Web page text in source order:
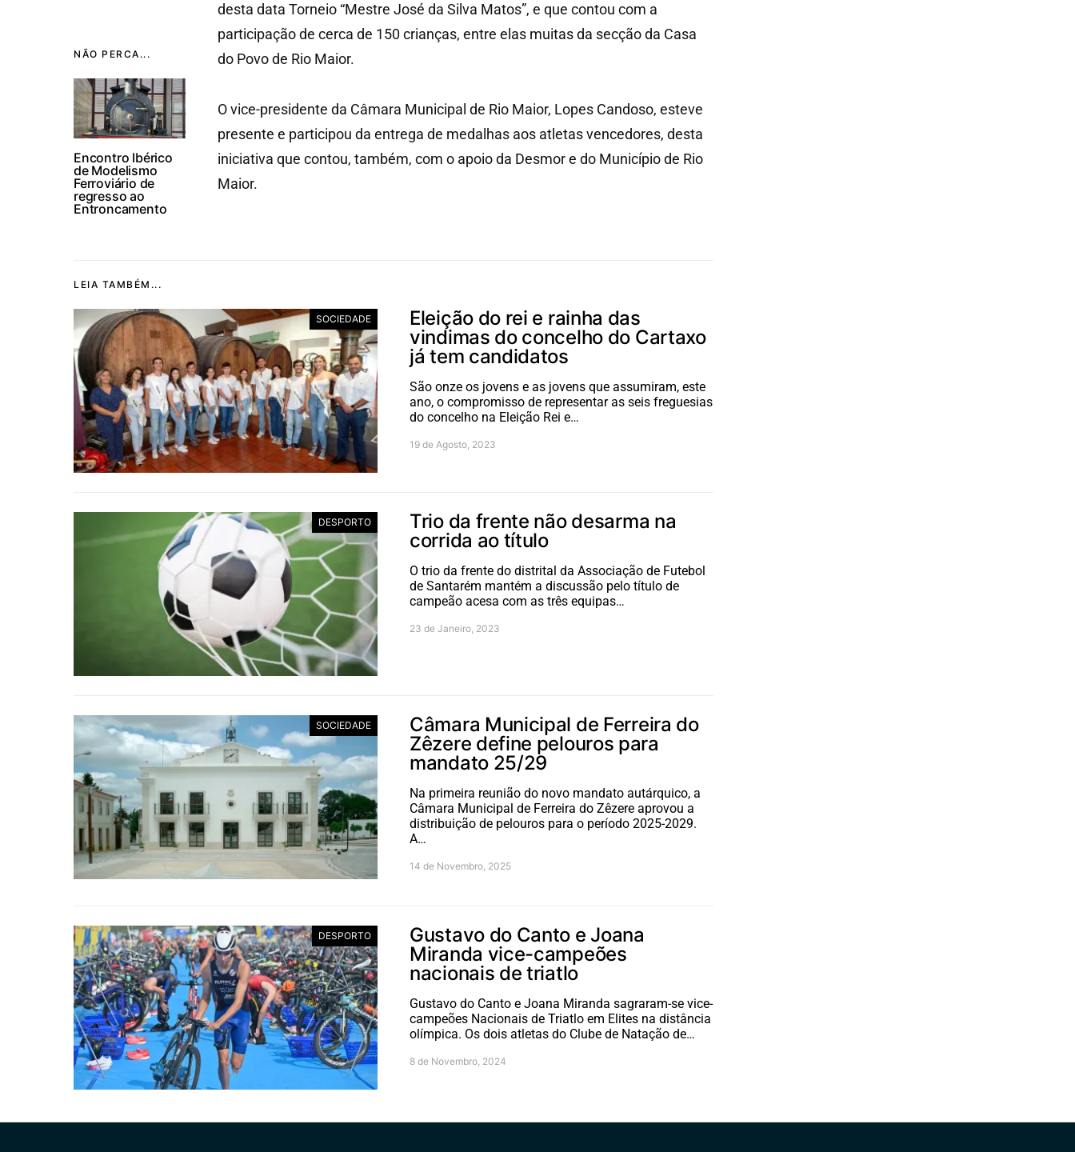
NÃO PERCA...
Encontro Ibérico
de Modelismo
Ferroviário de
regresso ao
Entroncamento
desta data Torneio “Mestre José da Silva Matos”, e que contou com a
participação de cerca de 150 crianças, entre elas muitas da secção da Casa
do Povo de Rio Maior.
O vice-presidente da Câmara Municipal de Rio Maior, Lopes Candoso, esteve
presente e participou da entrega de medalhas aos atletas vencedores, desta
iniciativa que contou, também, com o apoio da Desmor e do Município de Rio
Maior.
LEIA TAMBÉM...
SOCIEDADE
Eleição do rei e rainha das
vindimas do concelho do Cartaxo
já tem candidatos
São onze os jovens e as jovens que assumiram, este
ano, o compromisso de representar as seis freguesias
do concelho na Eleição Rei e…
19 de Agosto, 2023
DESPORTO
Trio da frente não desarma na
corrida ao título
O trio da frente do distrital da Associação de Futebol
de Santarém mantém a discussão pelo título de
campeão acesa com as três equipas…
23 de Janeiro, 2023
SOCIEDADE
Câmara Municipal de Ferreira do
Zêzere define pelouros para
mandato 25/29
Na primeira reunião do novo mandato autárquico, a
Câmara Municipal de Ferreira do Zêzere aprovou a
distribuição de pelouros para o período 2025-2029.
A…
14 de Novembro, 2025
DESPORTO
Gustavo do Canto e Joana
Miranda vice-campeões
nacionais de triatlo
Gustavo do Canto e Joana Miranda sagraram-se vice-
campeões Nacionais de Triatlo em Elites na distância
olímpica. Os dois atletas do Clube de Natação de…
8 de Novembro, 2024